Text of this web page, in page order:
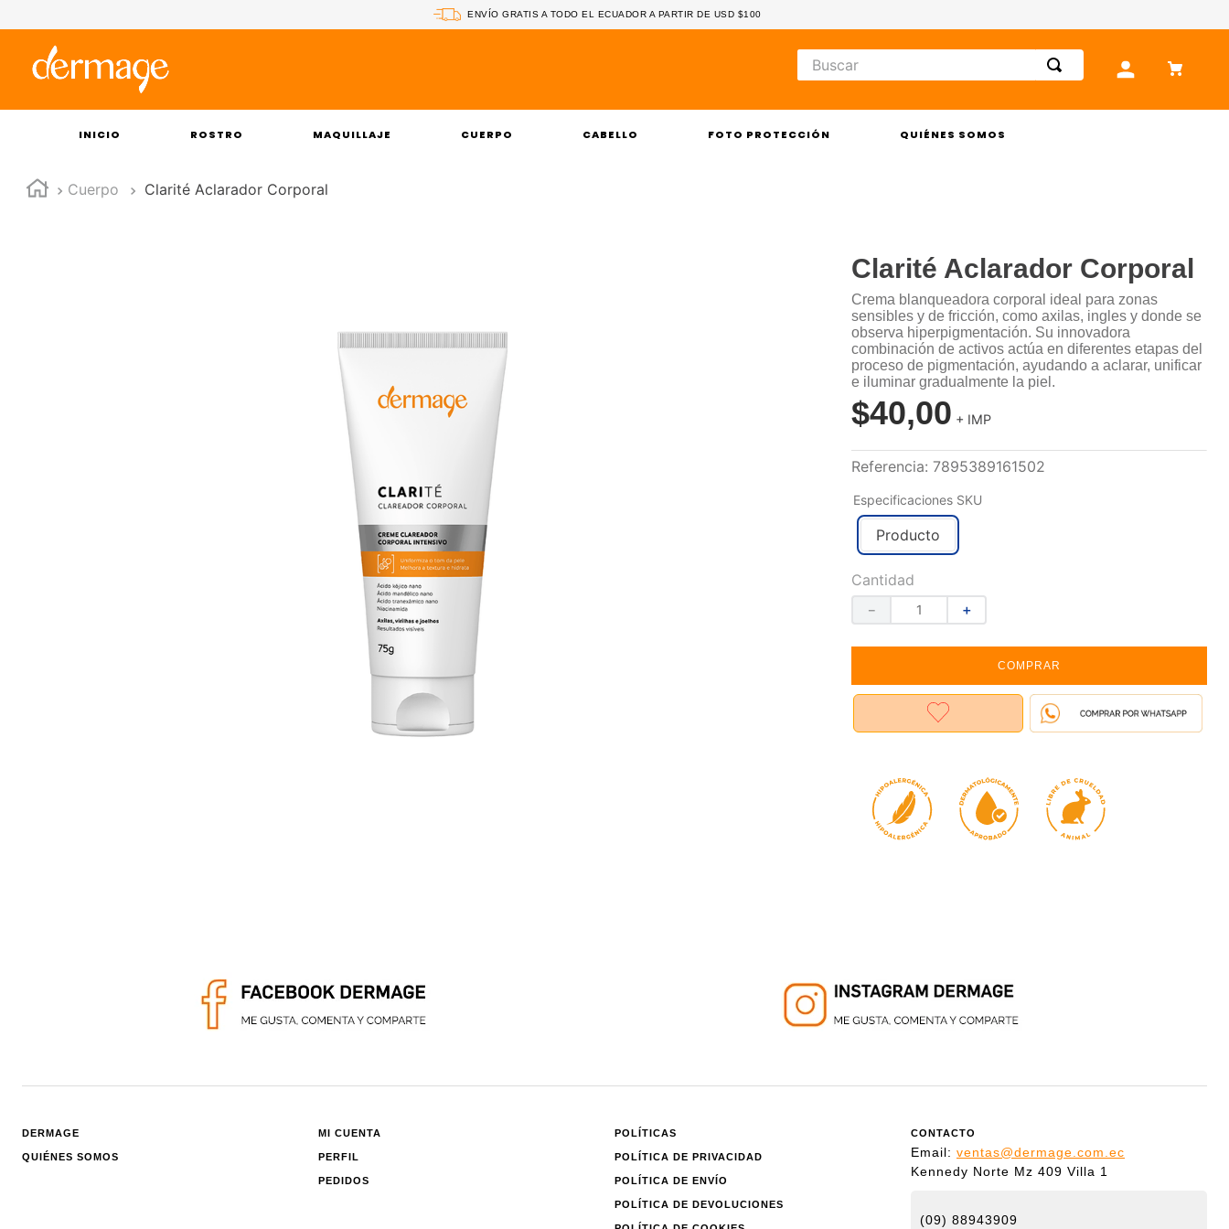
ENVÍO GRATIS A TODO EL ECUADOR A PARTIR DE USD $100
Buscar
INICIO ROSTRO MAQUILLAJE CUERPO CABELLO FOTO PROTECCIÓN QUIÉNES SOMOS
Cuerpo Clarité Aclarador Corporal
Clarité Aclarador Corporal
Crema blanqueadora corporal ideal para zonas
sensibles y de fricción, como axilas, ingles y donde se
observa hiperpigmentación. Su innovadora
combinación de activos actúa en diferentes etapas del
proceso de pigmentación, ayudando a aclarar, unificar
e iluminar gradualmente la piel.
$40,00 + IMP
Referencia: 7895389161502
Especificaciones SKU
Producto
Cantidad
＋
－
COMPRAR
DERMAGE
QUIÉNES SOMOS
MI CUENTA
PERFIL
PEDIDOS
POLÍTICAS
POLÍTICA DE PRIVACIDAD
POLÍTICA DE ENVÍO
POLÍTICA DE DEVOLUCIONES
CONTACTO
Email: ventas@dermage.com.ec
Kennedy Norte Mz 409 Villa 1
(09) 88943909